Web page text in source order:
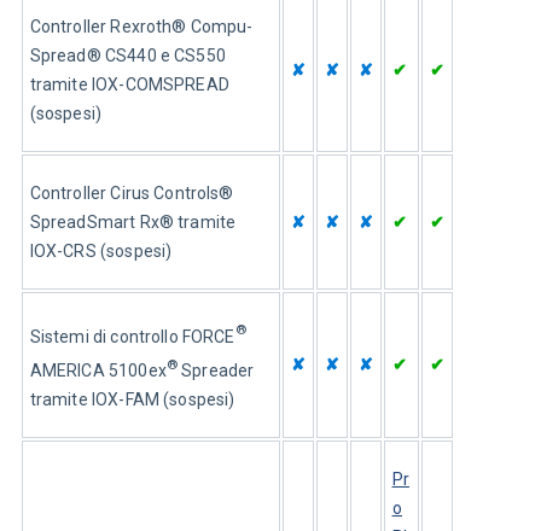
Controller Rexroth® Compu-
Spread® CS440 e CS550
tramite IOX-COMSPREAD
(sospesi)
✘ ✘ ✘ ✔ ✔
Controller Cirus Controls®
SpreadSmart Rx® tramite
IOX-CRS (sospesi)
✘ ✘ ✘ ✔ ✔
Sistemi di controllo FORCE ®
AMERICA 5100ex® Spreader
tramite IOX-FAM (sospesi)
✘ ✘ ✘ ✔ ✔
Pr
o